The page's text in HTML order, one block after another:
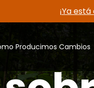
¡Ya
Producimos Cambios